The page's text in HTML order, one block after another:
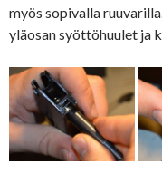
myös sopivalla
yläosan syöttöhuulet ja